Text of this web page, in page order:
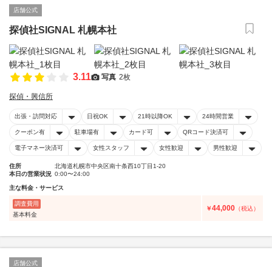
店舗公式
探偵社SIGNAL 札幌本社
3.11 写真 2枚
探偵・興信所
出張・訪問対応 日祝OK 21時以降OK 24時間営業
クーポン有 駐車場有 カード可 QRコード決済可
電子マネー決済可 女性スタッフ 女性歓迎 男性歓迎
住所
北海道札幌市中央区南十条西10丁目1-20
本日の営業状況 0:00〜24:00
主な料金・サービス
調査費用
基本料金
￥44,000 （税込）
店舗公式